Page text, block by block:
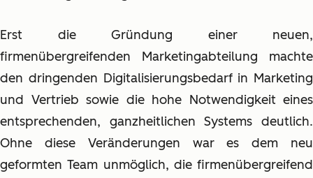
Erst die Gründung einer neuen,
firmenübergreifenden Marketingabteilung machte
den dringenden Digitalisierungsbedarf in Marketing
und Vertrieb sowie die hohe Notwendigkeit eines
entsprechenden, ganzheitlichen Systems deutlich.
Ohne diese Veränderungen war es dem neu
geformten Team unmöglich, die firmenübergreifend